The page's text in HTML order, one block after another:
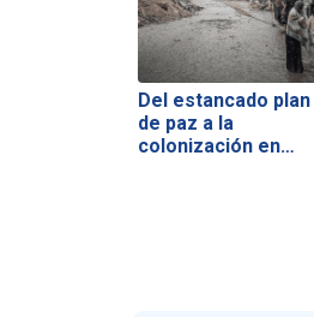
Del estancado plan
de paz a la
colonización en…